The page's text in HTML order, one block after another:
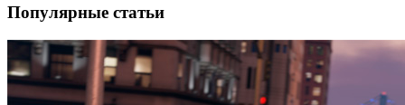
Популярные статьи